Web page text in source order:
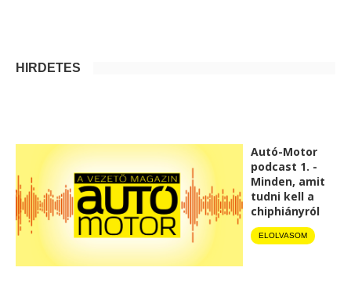
HIRDETÉS
Autó-Motor
podcast 1. -
Minden, amit
tudni kell a
chiphiányról
ELOLVASOM